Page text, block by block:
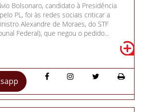
Bolsonaro, candidato à Presidência
PL, foi às redes sociais criticar a
Alexandre de Moraes, do STF
Federal), que negou o pedido...